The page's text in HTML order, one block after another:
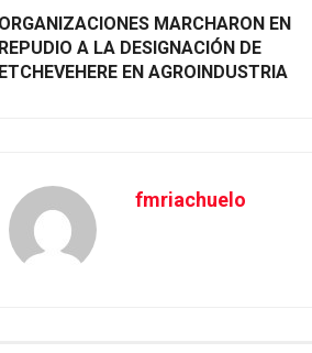
ORGANIZACIONES MARCHARON EN
REPUDIO A LA DESIGNACIÓN DE
ETCHEVEHERE EN AGROINDUSTRIA
fmriachuelo